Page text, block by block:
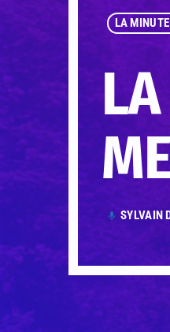
LA
mic SYLVAIN